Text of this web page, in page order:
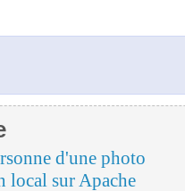
d'une photo
local sur Apache